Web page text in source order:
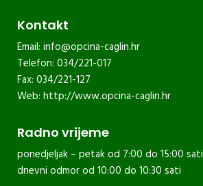
Kontakt
Email: info@opcina-caglin.hr
Telefon: 034/221-017
Fax: 034/221-127
Web: http://www.opcina-caglin.hr
Radno vrijeme
ponedjeljak – petak od 7:00 do 15:00 sati
dnevni odmor od 10:00 do 10:30 sati